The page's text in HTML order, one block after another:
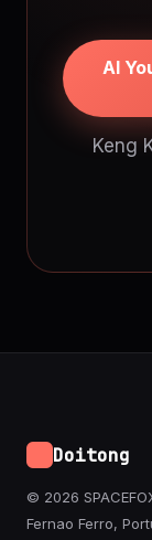
AI
Keng
Doitong
© 2026
Fernao Ferro,